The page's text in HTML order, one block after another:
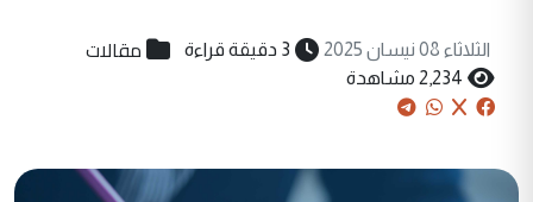
الثلاثاء 08 نيسان 2025 3 دقيقة قراءة مقالات
2,234 مشاهدة